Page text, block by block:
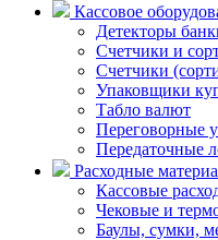
Кассовое
Детекторы
Счетчики и
Счетчики
Упаковщики
Табло валют
Переговорные
Передаточные
Расходные
Кассовые
Чековые и
Баулы, сумки,